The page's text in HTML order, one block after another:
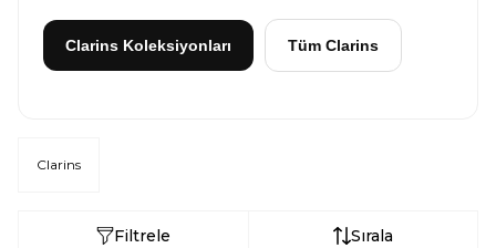
Clarins Koleksiyonları Tüm Clarins
Clarins
Filtrele Sırala